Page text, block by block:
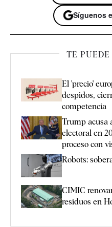
Síguenos
TE
El 'precio'
despidos,
competencia
Trump acusa
electoral en
proceso con
Robots:
CIMIC
residuos en